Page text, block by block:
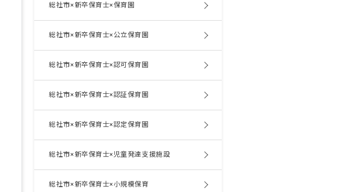
総社市×新卒保育士×保育園
総社市×新卒保育士×公立保育園
総社市×新卒保育士×認可保育園
総社市×新卒保育士×認証保育園
総社市×新卒保育士×認定保育園
総社市×新卒保育士×児童発達支援施設
総社市×新卒保育士×小規模保育